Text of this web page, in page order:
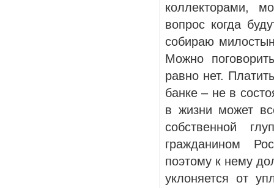
коллекторами,
вопрос когда
собираю
Можно
равно нет.
банке – не в
в жизни может
собственной
гражданином
поэтому к нему
уклоняется от